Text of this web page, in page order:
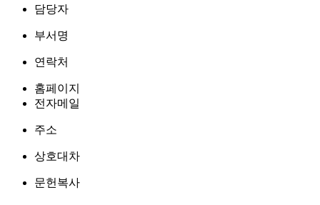
담당자
부서명
연락처
홈페이지
전자메일
주소
상호대차
문헌복사